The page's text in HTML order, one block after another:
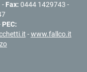
- Fax: 0444 1429743 -
PEC:
-www.fallco.it